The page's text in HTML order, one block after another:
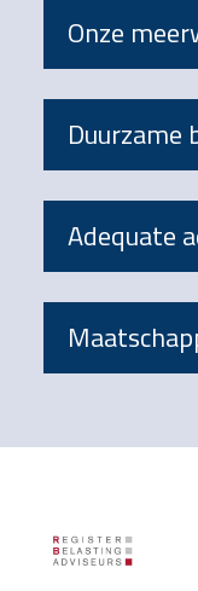
Onze
Duurzame
Adequate